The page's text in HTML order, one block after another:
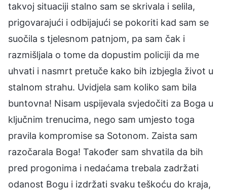
takvoj situaciji stalno sam se skrivala i selila,
prigovarajući i odbijajući se pokoriti kad sam se
suočila s tjelesnom patnjom, pa sam čak i
razmišljala o tome da dopustim policiji da me
uhvati i nasmrt pretuče kako bih izbjegla život u
stalnom strahu. Uvidjela sam koliko sam bila
buntovna! Nisam uspijevala svjedočiti za Boga u
ključnim trenucima, nego sam umjesto toga
pravila kompromise sa Sotonom. Zaista sam
razočarala Boga! Također sam shvatila da bih
pred progonima i nedaćama trebala zadržati
odanost Bogu i izdržati svaku teškoću do kraja,